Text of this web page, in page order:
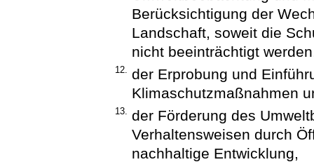
Berücksichtigung der
Landschaft, soweit die
nicht beeinträchtigt
12.
der Erprobung und
Klimaschutzmaßnahmen
13.
der Förderung des
Verhaltensweisen durch
nachhaltige Entwicklung,